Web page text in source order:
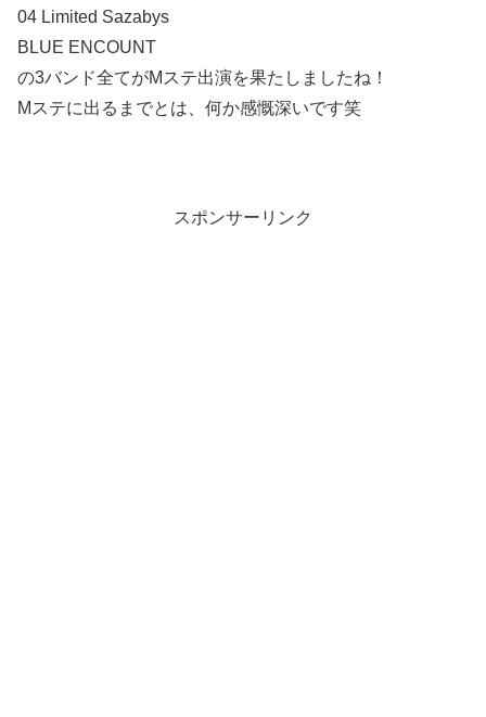
04 Limited Sazabys
BLUE ENCOUNT
の3バンド全てがMステ出演を果たしましたね！
Mステに出るまでとは、何か感慨深いです笑
スポンサーリンク